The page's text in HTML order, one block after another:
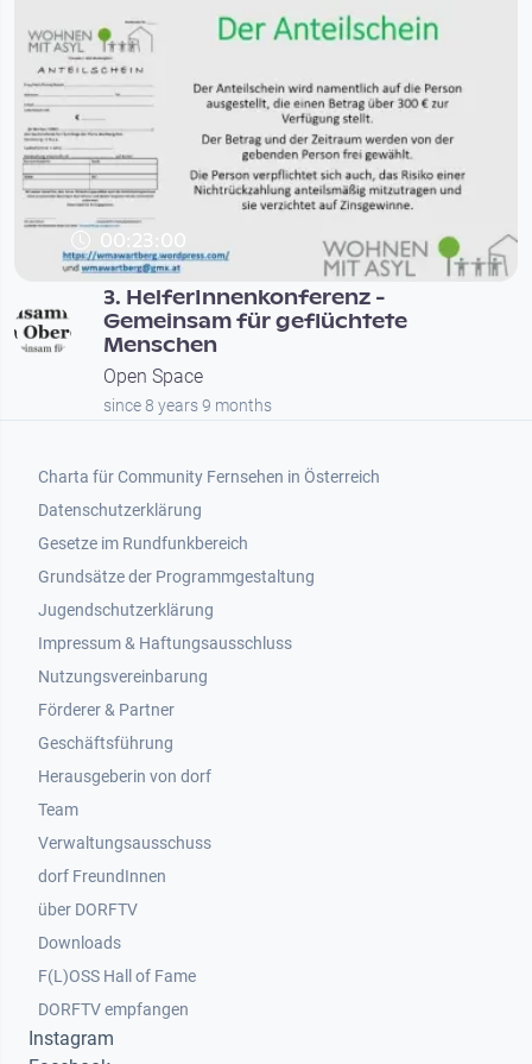
00:23:00
3. HelferInnenkonferenz -
Gemeinsam für geflüchtete
Menschen
Open Space
since 8 years 9 months
Footer 1
Charta für Community Fernsehen in Österreich
Datenschutzerklärung
Gesetze im Rundfunkbereich
Grundsätze der Programmgestaltung
Jugendschutzerklärung
Impressum & Haftungsausschluss
Nutzungsvereinbarung
Footer 2
Förderer & Partner
Geschäftsführung
Herausgeberin von dorf
Team
Verwaltungsausschuss
dorf FreundInnen
Footer 3
über DORFTV
Downloads
F(L)OSS Hall of Fame
Footer 4
DORFTV empfangen
Instagram